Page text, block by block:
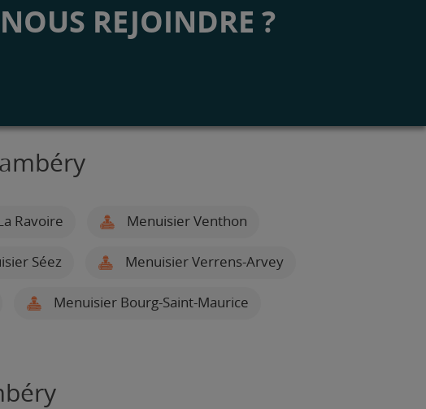
REJOINDRE ?
Ravoire Menuisier Venthon
Séez Menuisier Verrens-Arvey
Menuisier Bourg-Saint-Maurice